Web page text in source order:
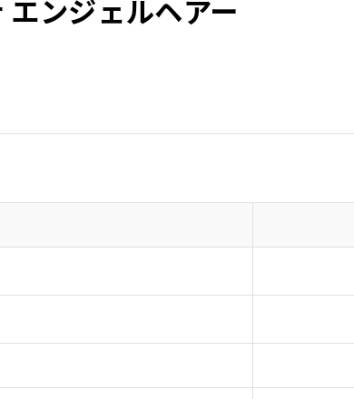
ンジェルヘアー